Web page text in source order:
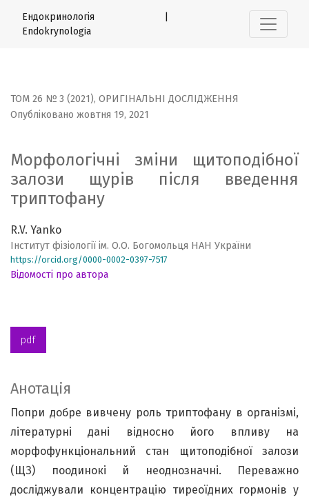
Морфологічні зміни щитоподібної залози щурів після
Ендокринологія |
Endokrynologia
ТОМ 26 № 3 (2021), ОРИГІНАЛЬНІ ДОСЛІДЖЕННЯ
Морфологічні зміни щитоподібної
залози щурів після введення
триптофану
Опубліковано жовтня 19, 2021
R.V. Yanko
Інститут фізіології ім. О.О. Богомольця НАН України
https://orcid.org/0000-0002-0397-7517
Відомості про автора
pdf
Анотація
Попри добре вивчену роль триптофану в організмі,
літературні дані відносно його впливу на
морфофункціональний стан щитоподібної залози
(ЩЗ) поодинокі й неоднозначні. Переважно
досліджували концентрацію тиреоїдних гормонів у